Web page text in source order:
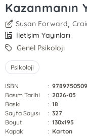
Kazanmanın
Susan Forward,
İletişim Yayınları
Genel Psikoloji
Psikoloji
ISBN :
Basım Tarihi
: 2026-05
Baskı
: 18
Sayfa Sayısı
: 327
Boyut
: 130x195
Kapak
: Karton